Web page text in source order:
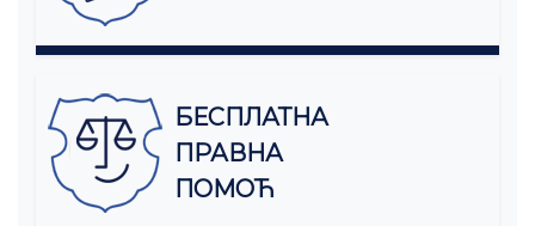
БЕСПЛАТНА
ПРАВНА
ПОМОЋ